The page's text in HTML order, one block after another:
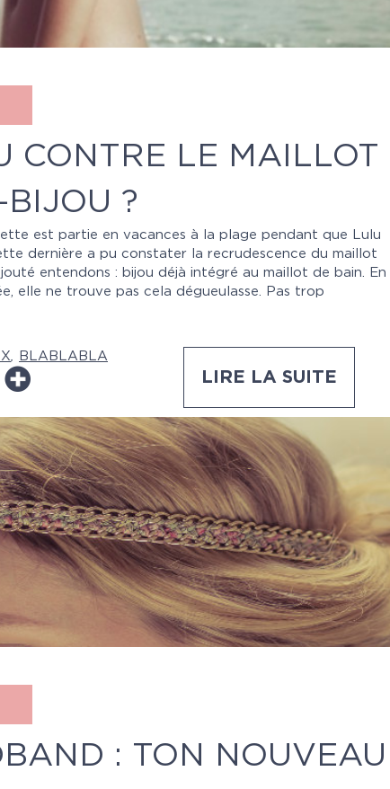
CONTRE LE MAILLOT
?
est partie en vacances à la plage pendant que Lulu
dernière a pu constater la recrudescence du maillot
entendons : bijou déjà intégré au maillot de bain. En
elle ne trouve pas cela dégueulasse. Pas trop
,
BLABLABLA
LIRE LA SUITE
: TON NOUVEAU